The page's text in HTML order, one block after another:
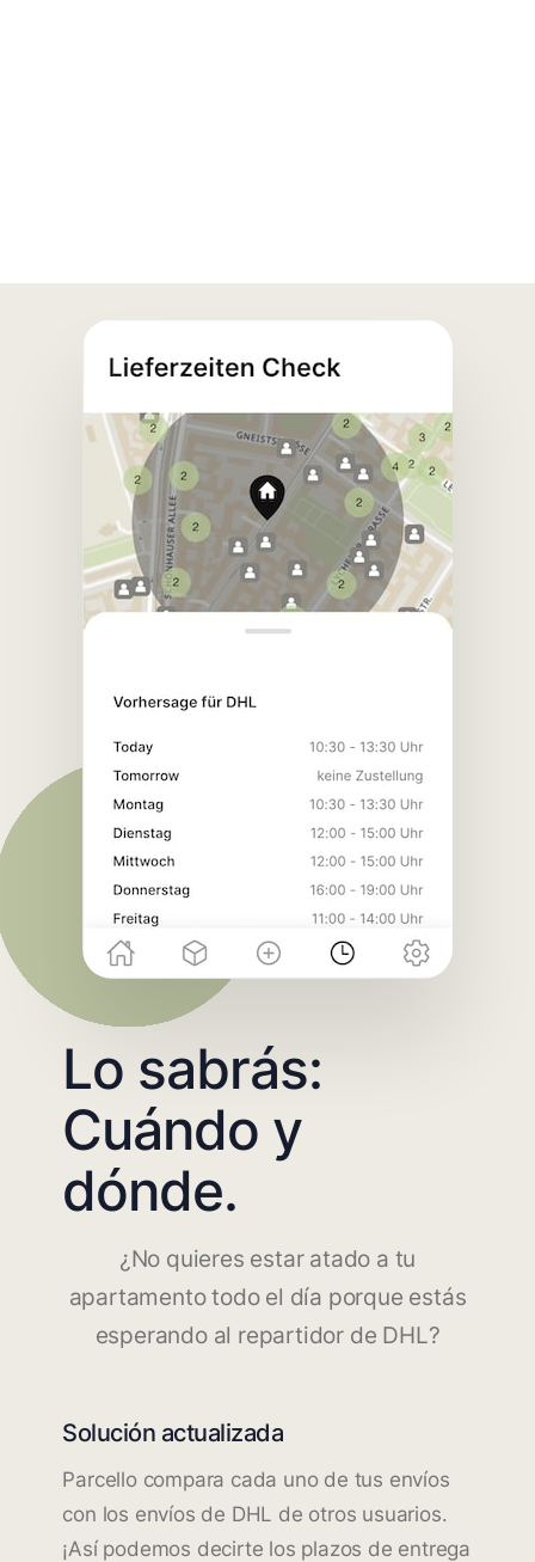
Lo sabrás:
Cuándo y
dónde.
¿No quieres estar atado a tu
apartamento todo el día porque estás
esperando al repartidor de DHL?
Solución actualizada
Parcello compara cada uno de tus envíos
con los envíos de DHL de otros usuarios.
¡Así podemos decirte los plazos de entrega